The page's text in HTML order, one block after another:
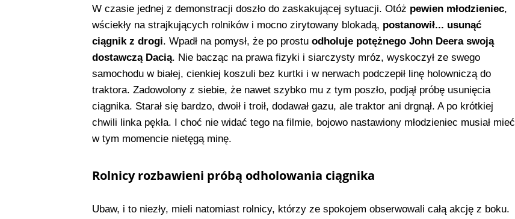
W czasie jednej z demonstracji doszło do zaskakującej sytuacji. Otóż pewien młodzieniec,
wściekły na strajkujących rolników i mocno zirytowany blokadą, postanowił... usunąć
ciągnik z drogi. Wpadł na pomysł, że po prostu odholuje potężnego John Deera swoją
dostawczą Dacią. Nie bacząc na prawa fizyki i siarczysty mróz, wyskoczył ze swego
samochodu w białej, cienkiej koszuli bez kurtki i w nerwach podczepił linę holowniczą do
traktora. Zadowolony z siebie, że nawet szybko mu z tym poszło, podjął próbę usunięcia
ciągnika. Starał się bardzo, dwoił i troił, dodawał gazu, ale traktor ani drgnął. A po krótkiej
chwili linka pękła. I choć nie widać tego na filmie, bojowo nastawiony młodzieniec musiał mieć
w tym momencie nietęgą minę.
Rolnicy rozbawieni próbą odholowania ciągnika
Ubaw, i to niezły, mieli natomiast rolnicy, którzy ze spokojem obserwowali całą akcję z boku.